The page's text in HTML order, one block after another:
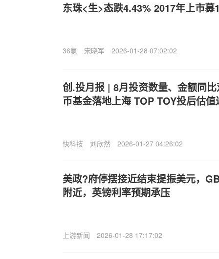
东珠<生>态跌4.43% 2017年上市
36氪 宋晓军 2026-01-28 07:02:02
创.投月报 | 8月投资数量、金额同
币基金落地上海 TOP TOY投后估
快科技 刘欣然 2026-01-27 04:26:02
美政?府停摆接近结束提振美元，
附近，英镑利率预期承压
上游新闻 2026-01-28 17:17:02